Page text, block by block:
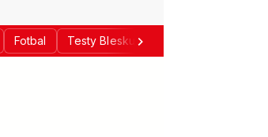
Fotbal Testy Blesku